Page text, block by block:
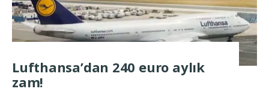
Lufthansa’dan 240 euro aylık
zam!